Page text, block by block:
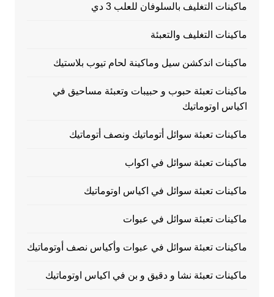
ماكينات التغليف بالسلوفان للعلب 3 دي
ماكينات التغليف والتعبئة
ماكينات اندكشن سيل وماكينة لحام تيوب بلاستيك
ماكينات تعبئة حبوب و حبيبات وتعبئة مساحيق في
اكياس اوتوماتيك
ماكينات تعبئة سوائل أتوماتيك ونصف أتوماتيك
ماكينات تعبئة سوائل في اكواب
ماكينات تعبئة سوائل في اكياس اوتوماتيك
ماكينات تعبئة سوائل في عبوات
ماكينات تعبئة سوائل في عبوات وأكياس نصف أوتوماتيك
ماكينات تعبئة نشا و دقيق و بن في اكياس اوتوماتيك